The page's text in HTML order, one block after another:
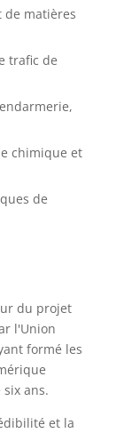
matières
trafic de
chimique et
de
du projet
l'Union
formé les
ans.
et la